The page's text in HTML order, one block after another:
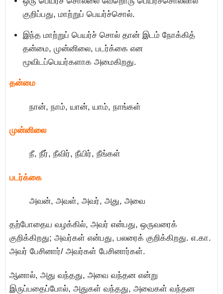
குறிப்பது, மாற்றுப் பெயர்ச்சொல்.
இந்த மாற்றுப் பெயர்ச் சொல் தான் இடம் நோக்கித்
தன்மை, முன்னிலை, படர்க்கை என
மூவிடப்பெயர்களாக அமைகிறது.
தன்மை
நான், நாம், யான், யாம், நாங்கள்
முன்னிலை
நீ, நீர், நீவிர், நீயிர், நீங்கள்
படர்க்கை
அவன், அவள், அவர், அது, அவை
தற்போதைய வழக்கில், அவர் என்பது, ஒருவரைக்
குறிக்கிறது; அவர்கள் என்பது, பலரைக் குறிக்கிறது. எ.கா.
அவர் பேசினார்/ அவர்கள் பேசினார்கள்.
ஆனால், அது வந்தது, அவை வந்தன என்று
இருப்பதைப்போல், அதுகள் வந்தது, அவைகள் வந்தன